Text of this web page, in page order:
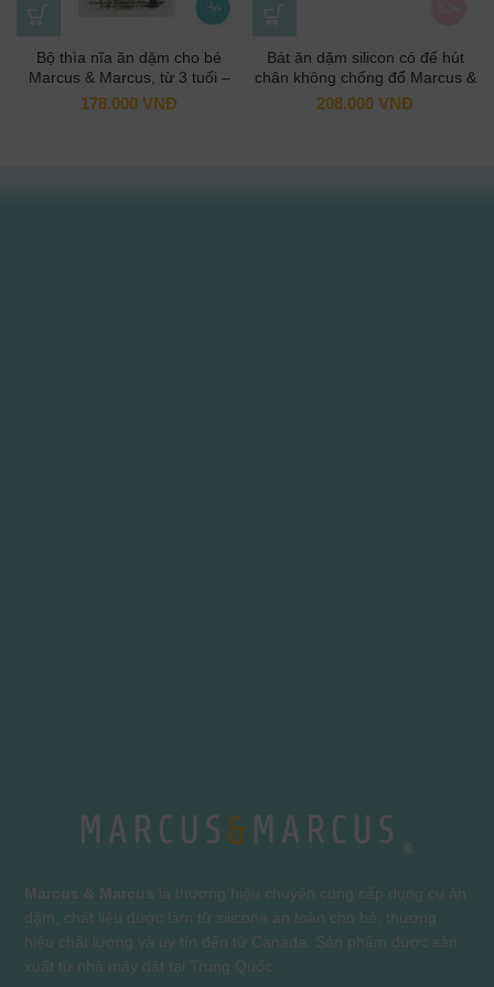
Bộ thìa nĩa ăn dặm cho bé
Marcus & Marcus, từ 3 tuổi –
Ollie
178.000 VNĐ
Bát ăn dặm silicon có đế hút
chân không chống đổ Marcus &
Marcus cho bé từ 12 tháng –
208.000 VNĐ
Marcus & Marcus là thương hiệu chuyên cung cấp dụng cụ ăn
dặm, chất liệu được làm từ silicone an toàn cho bé, thương
hiệu chất lượng và uy tín đến từ Canada. Sản phẩm được sản
xuất từ nhà máy đặt tại Trung Quốc.